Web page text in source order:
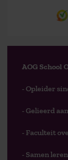
AOG School
- Opleider
- Gelieerd
- Faculteit
- Samen